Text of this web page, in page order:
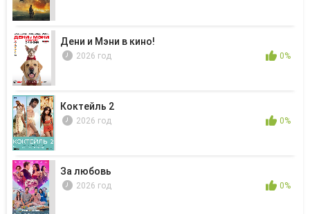
Дени и Мэни в кино!
2026 год 0%
Коктейль 2
2026 год 0%
За любовь
2026 год 0%